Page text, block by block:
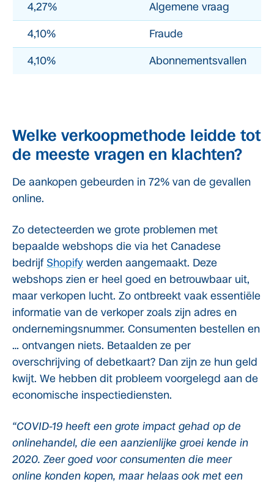
4,27% Algemene vraag
4,10% Fraude
4,10% Abonnementsvallen
Welke verkoopmethode leidde tot
de meeste vragen en klachten?
De aankopen gebeurden in 72% van de gevallen
online.
Zo detecteerden we grote problemen met
bepaalde webshops die via het Canadese
bedrijf Shopify werden aangemaakt. Deze
webshops zien er heel goed en betrouwbaar uit,
maar verkopen lucht. Zo ontbreekt vaak essentiële
informatie van de verkoper zoals zijn adres en
ondernemingsnummer. Consumenten bestellen en
… ontvangen niets. Betaalden ze per
overschrijving of debetkaart? Dan zijn ze hun geld
kwijt. We hebben dit probleem voorgelegd aan de
economische inspectiediensten.
“COVID-19 heeft een grote impact gehad op de
onlinehandel, die een aanzienlijke groei kende in
2020. Zeer goed voor consumenten die meer
online konden kopen, maar helaas ook met een